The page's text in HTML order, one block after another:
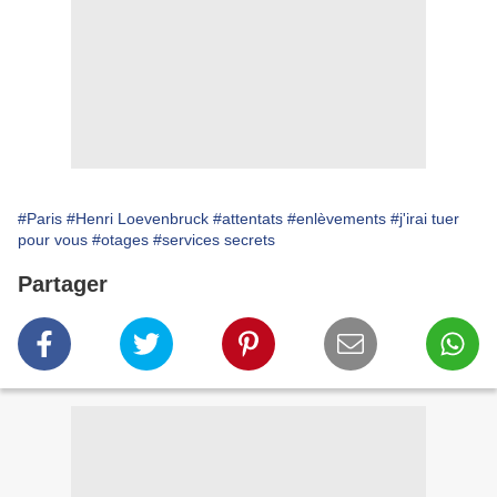
#Paris #Henri Loevenbruck #attentats #enlèvements #j'irai tuer
pour vous #otages #services secrets
Partager